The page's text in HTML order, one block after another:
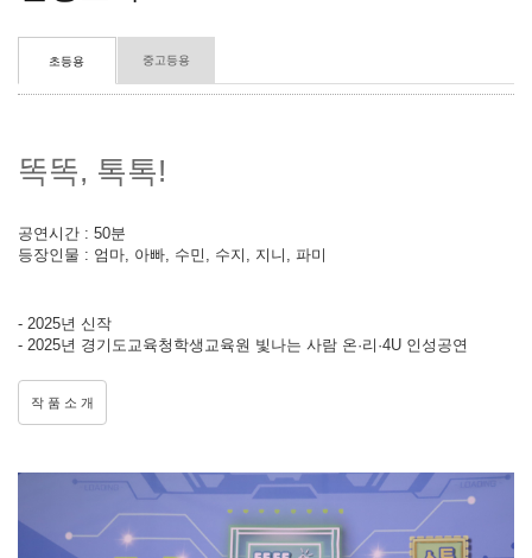
초등용 중고등용
똑똑, 톡톡!
공연시간 : 50분
등장인물 : 엄마, 아빠, 수민, 수지, 지니, 파미
- 2025년 신작
- 2025년 경기도교육청학생교육원 빛나는 사람 온·리·4U 인성공연
작 품 소 개